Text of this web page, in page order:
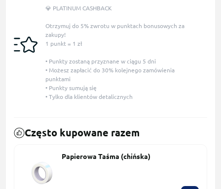
💎 PLATINUM CASHBACK
Otrzymuj do 5% zwrotu w punktach bonusowych za
zakupy!
1 punkt = 1 zł
• Punkty zostaną przyznane w ciągu 5 dni
• Możesz zapłacić do 30% kolejnego zamówienia
punktami
• Punkty sumują się
• Tylko dla klientów detalicznych
Często kupowane razem
Papierowa Taśma (chińska)